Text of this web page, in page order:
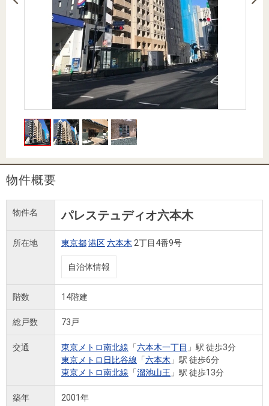
購入向け
サービス
住宅ロー
ンシミュ
レーショ
ン
住まい1プ
ラス（お
役立ちコ
ラム）
住まいと
暮らしの
税金の本
（電子ブ
ック）
購入ガイ
ド
ラム）
暮らしの
税金の本
（電子ブ
売却ガイ
ド
物件概要
物件名 パレステュディオ六本木
所在地 東京都港区六本木 2丁目4番9号
自治体情報
階数 14階建
総戸数 73戸
交通 東京メトロ南北線 「六本木一丁目 」駅 徒歩3分
東京メトロ日比谷線 「六本木 」駅 徒歩6分
東京メトロ南北線 「溜池山王 」駅 徒歩13分
築年 2001年